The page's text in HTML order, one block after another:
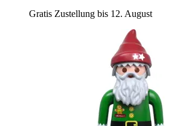
Gratis Zustellung bis 12. August